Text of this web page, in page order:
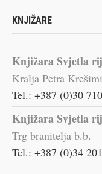
KNJIŽARE
Knjižara Svjetla
Kralja Petra
Tel.: +387 (0)30
Knjižara Svjetla
Trg branitelja b.b.
Tel.: +387 (0)34